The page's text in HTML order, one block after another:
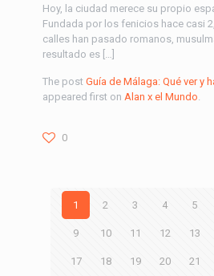
Hoy, la ciudad merece su propio
Fundada por los fenicios hace casi
calles han pasado romanos,
resultado es […]
The post Guía de Málaga: Qué ver y
appeared first on Alan x el Mundo
0
1 2 3 4 5
9 10 11 12 13
17 18 19 20 21